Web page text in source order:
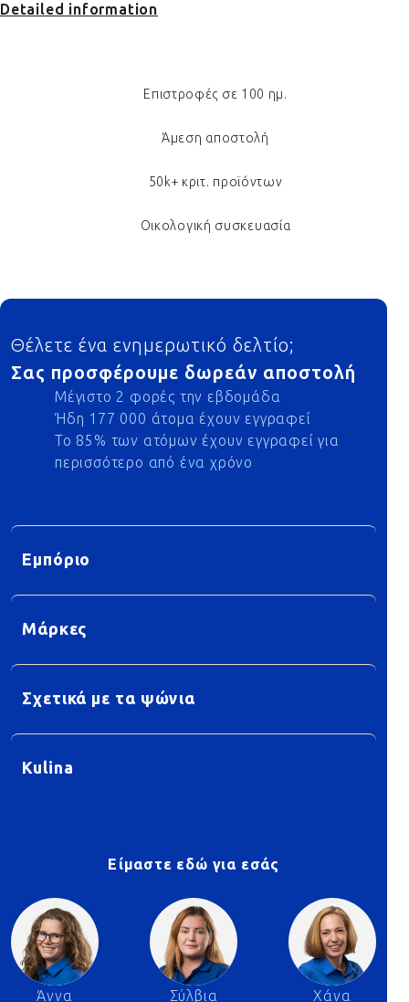
Detailed information
Επιστροφές σε 100 ημ.
Άμεση αποστολή
50k+ κριτ. προϊόντων
Οικολογική συσκευασία
Footer
Θέλετε ένα ενημερωτικό δελτίο;
Σας προσφέρουμε δωρεάν αποστολή
Μέγιστο 2 φορές την εβδομάδα
Ήδη 177 000 άτομα έχουν εγγραφεί
Το 85% των ατόμων έχουν εγγραφεί για
περισσότερο από ένα χρόνο
Εμπόριο
Μάρκες
Σχετικά με τα ψώνια
Kulina
Είμαστε εδώ για εσάς
Άννα Σύλβια Χάνα